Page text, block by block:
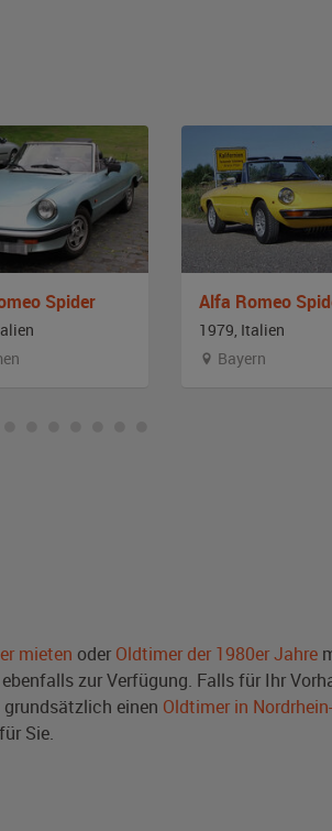
Spider
1979, Italien
Bayern
mieten oder Oldtimer der 1980er Jahre
zur Verfügung. Falls für Ihr
einen Oldtimer in
für Sie.